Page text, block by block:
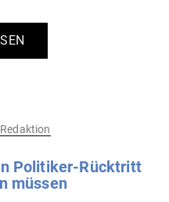
Redaktion
Poli­tiker-Rück­tritt
müssen